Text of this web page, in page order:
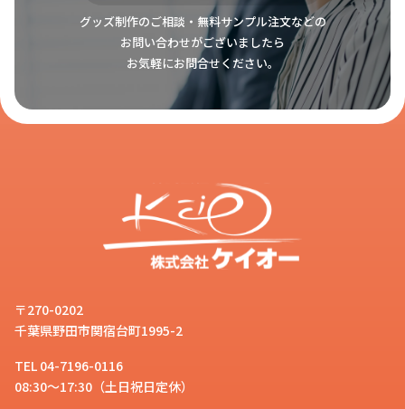
お客様
アクリル アンブレラマーカー とは、
どんな商品でしょうか？
小さなアクリルチャームに傘の柄に
取り付けるパーツがついた商品で、
傘の取り違えや盗難リスクを軽減で
きるものになります。傘以外にもペ
ものの目印としてご利用可能です。
グッズ制作のご相談・無料サンプル注文などの
お問い合わせがございましたら
お気軽にお問合せください。
〒270-0202
千葉県野田市関宿台町1995-2
TEL 04-7196-0116
08:30～17:30（土日祝日定休）